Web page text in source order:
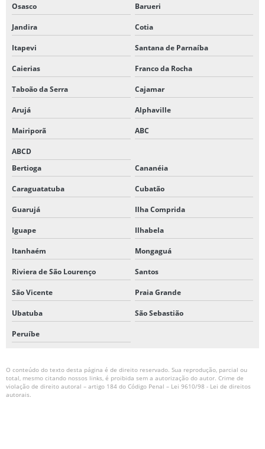
Osasco Barueri
Jandira Cotia
Itapevi Santana de Parnaíba
Caierias Franco da Rocha
Taboão da Serra Cajamar
Arujá Alphaville
Mairiporã ABC
ABCD
Bertioga
Cananéia
Caraguatatuba Cubatão
Guarujá Ilha Comprida
Iguape Ilhabela
Itanhaém Mongaguá
Riviera de São Lourenço Santos
São Vicente Praia Grande
Ubatuba São Sebastião
Peruíbe
O conteúdo do texto desta página é de direito reservado. Sua reprodução, parcial ou
total, mesmo citando nossos links, é proibida sem a autorização do autor. Crime de
violação de direito autoral – artigo 184 do Código Penal – Lei 9610/98 - Lei de direitos
autorais